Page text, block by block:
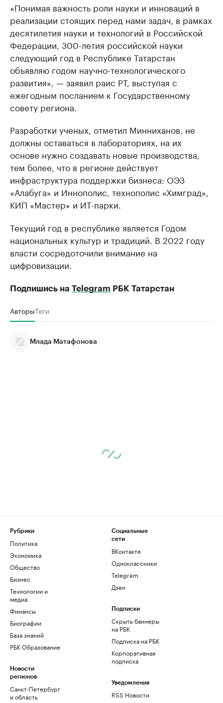
«Понимая важность роли науки и инноваций в
реализации стоящих перед нами задач, в рамках
десятилетия науки и технологий в Российской
Федерации, 300-летия российской науки
следующий год в Республике Татарстан
объявляю годом научно-технологического
развития», — заявил раис РТ, выступая с
ежегодным посланием к Государственному
совету региона.
Разработки ученых, отметил Минниханов, не
должны оставаться в лабораториях, на их
основе нужно создавать новые производства,
тем более, что в регионе действует
инфраструктура поддержки бизнеса: ОЭЗ
«Алабуга» и Иннополис, технополис «Химград»,
КИП «Мастер» и ИТ-парки.
Текущий год в республике является Годом
национальных культур и традиций. В 2022 году
власти сосредоточили внимание на
цифровизации.
Подпишись на Telegram РБК Татарстан
АвторыТеги
Млада Матафонова
Рубрики
Политика
Экономика
Общество
Бизнес
Технологии и
медиа
Финансы
Биографии
База знаний
РБК Образование
Новости
регионов
Санкт-Петербург
и область
Социальные
сети
ВКонтакте
Одноклассники
Telegram
Дзен
Подписки
Скрыть баннеры
на РБК
Подписка на РБК
Корпоративная
подписка
Уведомления
RSS Новости